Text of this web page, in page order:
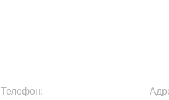
Телефон: